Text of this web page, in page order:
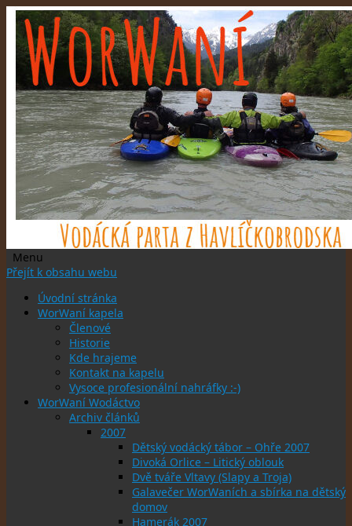
Menu
Přejít k obsahu webu
Úvodní stránka
WorWaní kapela
Členové
Historie
Kde hrajeme
Kontakt na kapelu
Vysoce profesionální nahráfky :-)
WorWaní Wodáctvo
Archiv článků
2007
Dětský vodácký tábor – Ohře 2007
Divoká Orlice – Litický oblouk
Dvě tváře Vltavy (Slapy a Troja)
Galavečer WorWaních a sbírka na dětský
domov
Hamerák 2007